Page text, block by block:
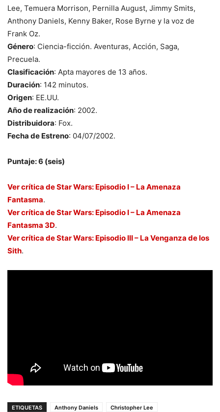
Lee, Temuera Morrison, Pernilla August, Jimmy Smits,
Anthony Daniels, Kenny Baker, Rose Byrne y la voz de
Frank Oz.
Género: Ciencia-ficción. Aventuras, Acción, Saga,
Precuela.
Clasificación: Apta mayores de 13 años.
Duración: 142 minutos.
Origen: EE.UU.
Año de realización: 2002.
Distribuidora: Fox.
Fecha de Estreno: 04/07/2002.
Puntaje: 6 (seis)
Ver crítica de Star Wars: Episodio I – La Amenaza
Fantasma.
Ver crítica de Star Wars: Episodio I – La Amenaza
Fantasma 3D.
Ver crítica de Star Wars: Episodio III – La Venganza de los
Sith.
ETIQUETAS Anthony Daniels
Christopher Lee